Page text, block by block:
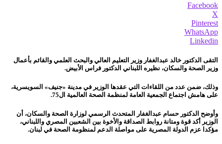
Facebook
X
Pinterest
WhatsApp
Linkedin
التقى الدكتور خالد عبدالغفار وزير التعليم العالي والبحث العلمي والقائم بأعمال
وزير الصحة والسكان، نظيره اللبناني الدكتور فراس الأبيض.
وذلك، ضمن عدد من اللقاءات التي عقدها الوزير في مدينة «جنيف» السويسرية،
على هامش اجتماع الجمعية العامة لمنظمة الصحة العالمية ال75.
وأوضح الدكتور حسام عبدالغفار المتحدث الرسمي لوزارة الصحة والسكان، أن
الوزير أكد قوة ومتانة روابط الصداقة والأخوة بين الشعبين المصري واللبناني،
مؤكدا عزم الدولة المصرية على مواصلة الدعم لمنظومة الصحة في لبنان.